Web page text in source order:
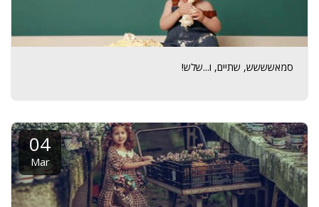
סמאשששש, שתיים, ו...שלש!
04
Mar